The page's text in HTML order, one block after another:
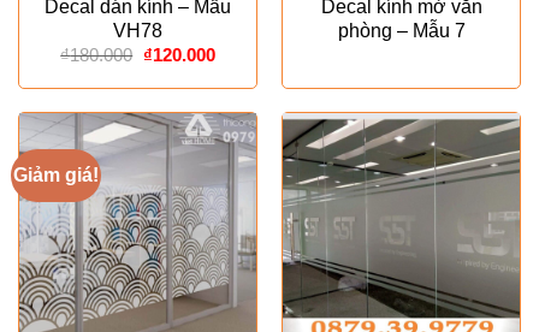
Decal dán kính – Mẫu
VH78
₫180.000 Giá
là:
₫180.000.
₫120.000Giá
tại
là:
₫120.000.
Decal kính mờ văn
phòng – Mẫu 7
Giảm giá!